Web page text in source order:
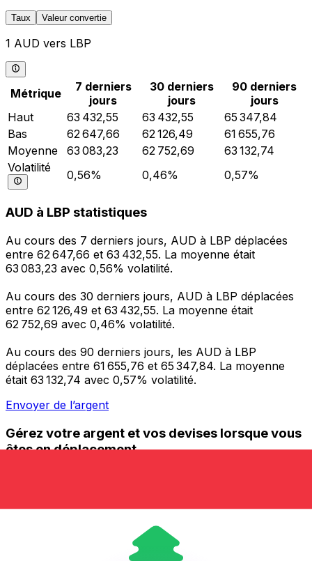
Taux Valeur convertie
1 AUD vers LBP
Métrique
7 derniers
jours
30 derniers
jours
90 derniers
jours
Haut
63 432,55 63 432,55
65 347,84
Bas
62 647,66 62 126,49
61 655,76
Moyenne
63 083,23 62 752,69
63 132,74
Volatilité
0,56% 0,46% 0,57%
AUD à LBP statistiques
Au cours des 7 derniers jours, AUD à LBP déplacées
entre 62 647,66 et 63 432,55. La moyenne était
63 083,23 avec 0,56% volatilité.
Au cours des 30 derniers jours, AUD à LBP déplacées
entre 62 126,49 et 63 432,55. La moyenne était
62 752,69 avec 0,46% volatilité.
Au cours des 90 derniers jours, les AUD à LBP
déplacées entre 61 655,76 et 65 347,84. La moyenne
était 63 132,74 avec 0,57% volatilité.
Envoyer de l’argent
Gérez votre argent et vos devises lorsque vous
êtes en déplacement
l'argent à l'étranger sans frais cachés. Téléchargez
l'application dès aujourd'hui !